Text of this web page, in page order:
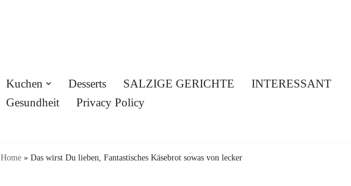
Kuchen Desserts SALZIGE GERICHTE
INTERESSANT
Gesundheit
Privacy Policy
Home» Das wirst Du lieben, Fantastisches Käsebrot sowas von lecker